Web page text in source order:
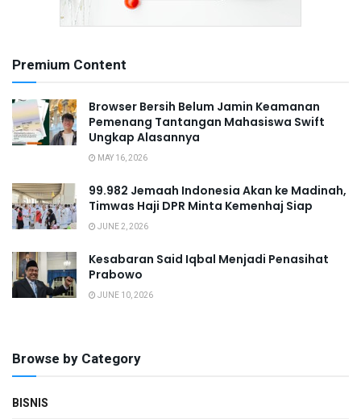
Premium Content
Browser Bersih Belum Jamin Keamanan
Pemenang Tantangan Mahasiswa Swift
Ungkap Alasannya
MAY 16, 2026
99.982 Jemaah Indonesia Akan ke Madinah,
Timwas Haji DPR Minta Kemenhaj Siap
JUNE 2, 2026
Kesabaran Said Iqbal Menjadi Penasihat
Prabowo
JUNE 10, 2026
Browse by Category
BISNIS